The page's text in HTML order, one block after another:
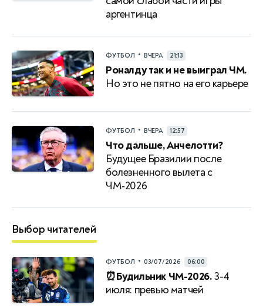
аргентинца
ФУТБОЛ • ВЧЕРА 21:13
Роналду так и не выиграл ЧМ.
Но это не пятно на его карьере
ФУТБОЛ • ВЧЕРА 12:57
Что дальше, Анчелотти?
Будущее Бразилии после
болезненного вылета с
ЧМ‑2026
Выбор читателей
ФУТБОЛ • 03/07/2026 06:00
⏰Будильник ЧМ-2026.3-4
июля: превью матчей